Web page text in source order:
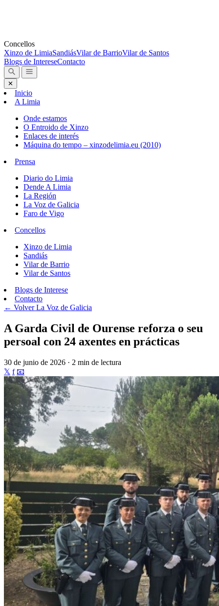
Concellos
Xinzo de LimiaSandiásVilar de BarrioVilar de Santos
Blogs de IntereseContacto
✕
Inicio
A Limia
Onde estamos
O Entroido de Xinzo
Enlaces de interés
Máquina do tempo – xinzodelimia.eu (2010)
Prensa
Diario do Limia
Dende A Limia
La Región
La Voz de Galicia
Faro de Vigo
Concellos
Xinzo de Limia
Sandiás
Vilar de Barrio
Vilar de Santos
Blogs de Interese
Contacto
← VolverLa Voz de Galicia
A Garda Civil de Ourense reforza o seu
persoal con 24 axentes en prácticas
30 de junio de 2026 · 2 min de lectura
𝕏 f 📧